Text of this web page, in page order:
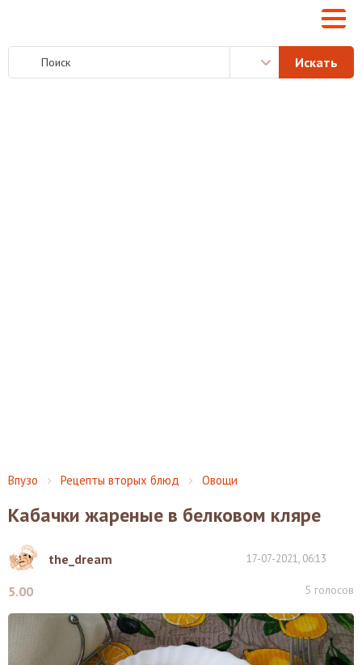
Впузо Рецепты вторых блюд Овощи
Кабачки жареные в белковом кляре
the_dream 17-07-2021, 06:13
5.00 5 голосов